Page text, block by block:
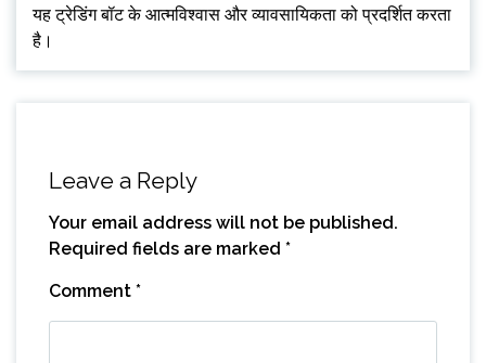
यह ट्रेडिंग बॉट के आत्मविश्वास और व्यावसायिकता को प्रदर्शित करता
है।
Leave a Reply
Your email address will not be published.
Required fields are marked *
Comment *